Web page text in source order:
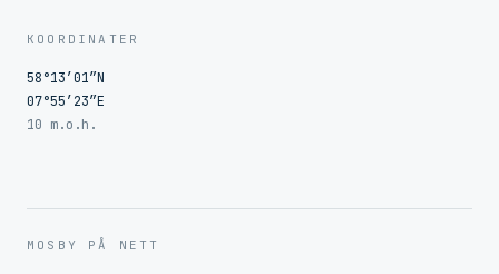
KOORDINATER
58°13′01″N
07°55′23″E
10 m.o.h.
MOSBY PÅ NETT